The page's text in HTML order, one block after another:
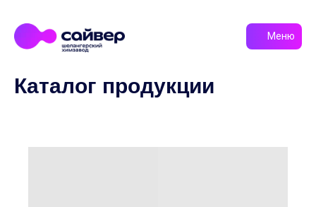
Меню
Каталог продукции